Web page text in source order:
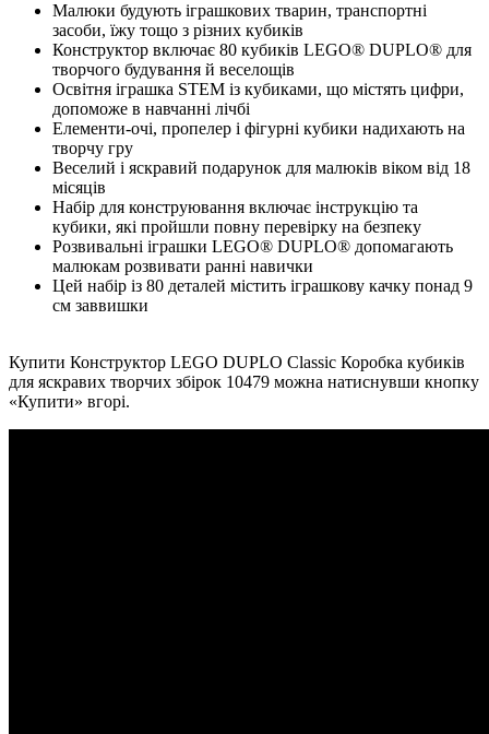
Малюки будують іграшкових тварин, транспортні
засоби, їжу тощо з різних кубиків
Конструктор включає 80 кубиків LEGO® DUPLO® для
творчого будування й веселощів
Освітня іграшка STEM із кубиками, що містять цифри,
допоможе в навчанні лічбі
Елементи-очі, пропелер і фігурні кубики надихають на
творчу гру
Веселий і яскравий подарунок для малюків віком від 18
місяців
Набір для конструювання включає інструкцію та
кубики, які пройшли повну перевірку на безпеку
Розвивальні іграшки LEGO® DUPLO® допомагають
малюкам розвивати ранні навички
Цей набір із 80 деталей містить іграшкову качку понад 9
см заввишки
Купити Конструктор LEGO DUPLO Classic Коробка кубиків
для яскравих творчих збірок 10479 можна натиснувши кнопку
«Купити» вгорі.